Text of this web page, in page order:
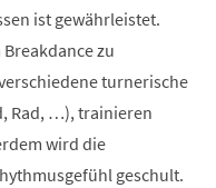
ist gewährleistet.
zu
turnerische
Rad, …), trainieren
wird die
geschult.